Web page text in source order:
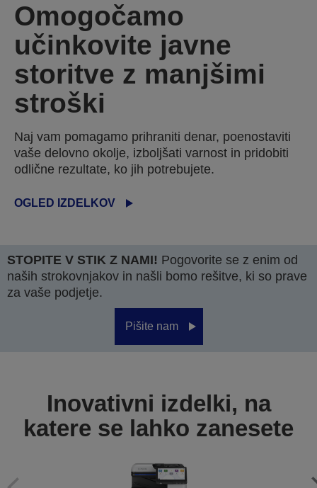
Omogočamo
učinkovite javne
storitve z manjšimi
stroški
Naj vam pomagamo prihraniti denar, poenostaviti
vaše delovno okolje, izboljšati varnost in pridobiti
odlične rezultate, ko jih potrebujete.
OGLED IZDELKOV
STOPITE V STIK Z NAMI! Pogovorite se z enim od
naših strokovnjakov in našli bomo rešitve, ki so prave
za vaše podjetje.
Pišite nam
Inovativni izdelki, na
katere se lahko zanesete